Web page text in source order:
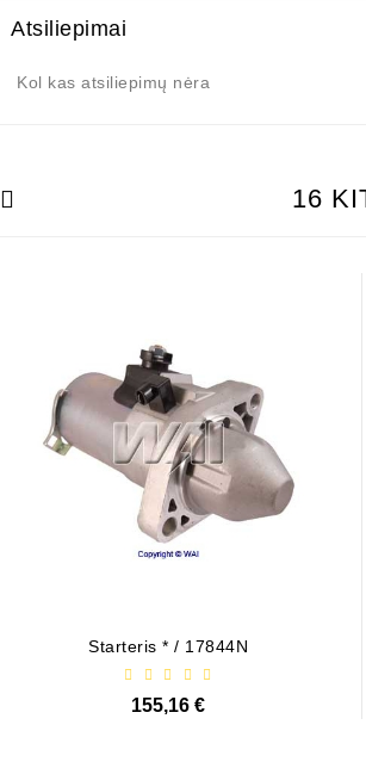
Atsiliepimai
Kol kas atsiliepimų nėra
16
Starteris * / 17844N
155,16 €